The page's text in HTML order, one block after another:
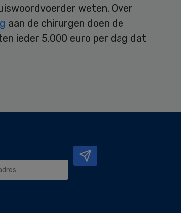
weten. Over
aan de chirurgen doen de
ieder 5.000 euro per dag dat